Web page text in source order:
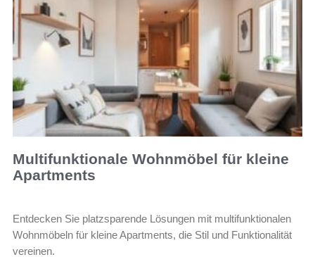
Multifunktionale Wohnmöbel für kleine
Apartments
Entdecken Sie platzsparende Lösungen mit multifunktionalen
Wohnmöbeln für kleine Apartments, die Stil und Funktionalität
vereinen.